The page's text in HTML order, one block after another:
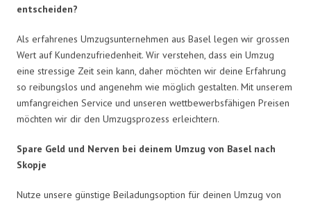
entscheiden?
Als erfahrenes Umzugsunternehmen aus Basel legen wir grossen
Wert auf Kundenzufriedenheit. Wir verstehen, dass ein Umzug
eine stressige Zeit sein kann, daher möchten wir deine Erfahrung
so reibungslos und angenehm wie möglich gestalten. Mit unserem
umfangreichen Service und unseren wettbewerbsfähigen Preisen
möchten wir dir den Umzugsprozess erleichtern.
Spare Geld und Nerven bei deinem Umzug von Basel nach
Skopje
Nutze unsere günstige Beiladungsoption für deinen Umzug von